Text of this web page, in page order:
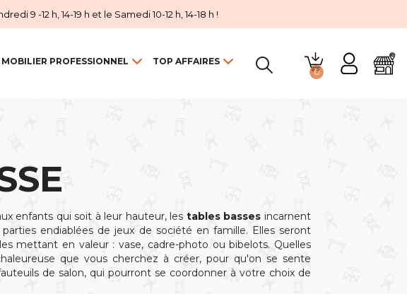
9 -12 h, 14-19 h et le Samedi 10-12 h, 14-18 h !
MOBILIER PROFESSIONNEL TOP AFFAIRES
0
enfants qui soit à leur hauteur, les tables basses incarnent
endiablées de jeux de société en famille. Elles seront
mettant en valeur : vase, cadre-photo ou bibelots. Quelles
que vous cherchez à créer, pour qu'on se sente
de salon, qui pourront se coordonner à votre choix de